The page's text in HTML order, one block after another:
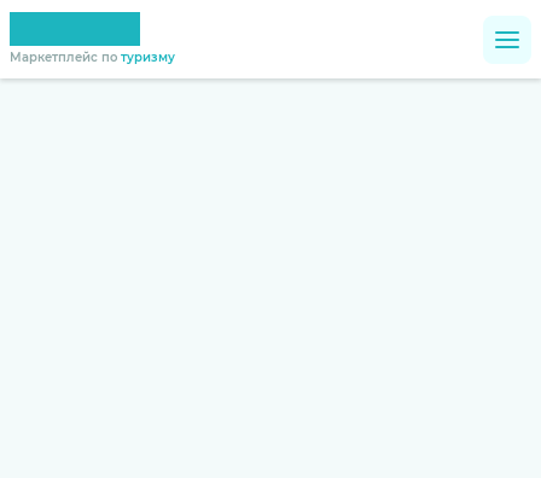
Маркетплейс по туризму